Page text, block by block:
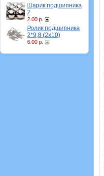
Шарик подшипника
2
2.00 р.
Ролик подшипника
2*9,8 (2х10)
6.00 р.